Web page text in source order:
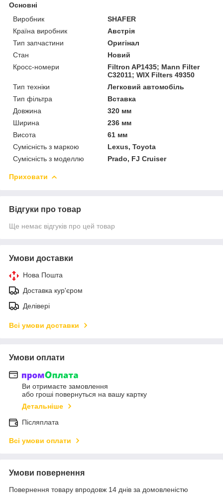
Основні
Виробник
SHAFER
Країна виробник
Австрія
Тип запчастини
Оригінал
Стан
Новий
Кросс-номери
Filtron AP1435; Mann Filter
C32011; WIX Filters 49350
Тип техніки
Легковий автомобіль
Тип фільтра
Вставка
Довжина
320 мм
Ширина
236 мм
Висота
61 мм
Сумісність з маркою
Lexus, Toyota
Сумісність з моделлю
Prado, FJ Cruiser
Приховати
Відгуки про товар
Ще немає відгуків про цей товар
Умови доставки
Нова Пошта
Доставка кур'єром
Делівері
Всі умови доставки
Умови оплати
Ви отримаєте замовлення
або гроші повернуться на вашу картку
Детальніше
Післяплата
Всі умови оплати
Умови повернення
Повернення товару впродовж 14 днів за домовленістю